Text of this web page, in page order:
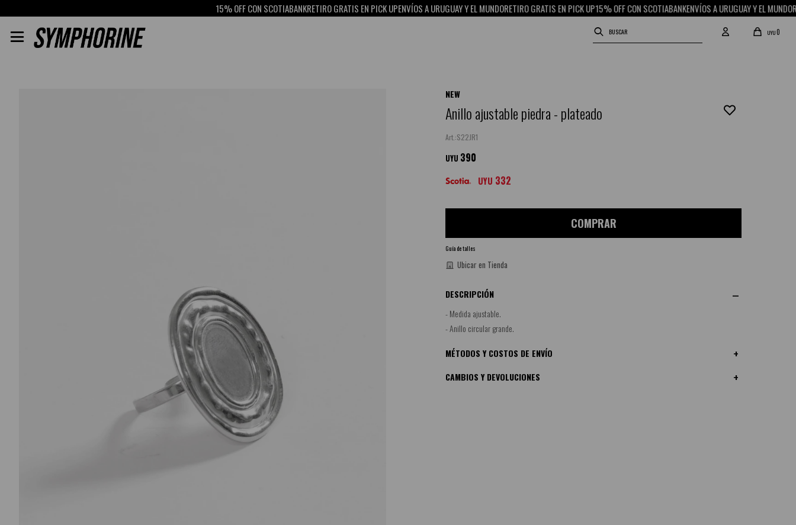
15% OFF CON SCOTIABANKRETIRO GRATIS EN PICK UPENVÍOS A URUGUAY Y EL MUNDORETIRO GRATIS EN PICK UP15% OFF CON SCOTIABANKENVÍOS A URUGUAY Y EL MUNDO
UYU0

NEW
Anillo ajustable piedra - plateado
S22JR1
UYU 390
UYU 332
COMPRAR
Guía de talles
Ubicar en Tienda
DESCRIPCIÓN
- Medida ajustable.
- Anillo circular grande.
MÉTODOS Y COSTOS DE ENVÍO
CAMBIOS Y DEVOLUCIONES